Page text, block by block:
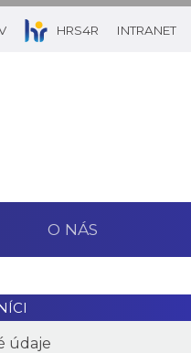
HRS4R INTRANET
O NÁS
údaje